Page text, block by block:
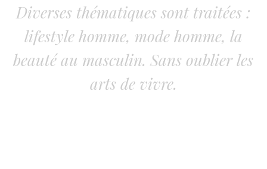
Diverses thématiques sont traitées :
lifestyle homme, mode homme, la
beauté au masculin. Sans oublier les
arts de vivre.